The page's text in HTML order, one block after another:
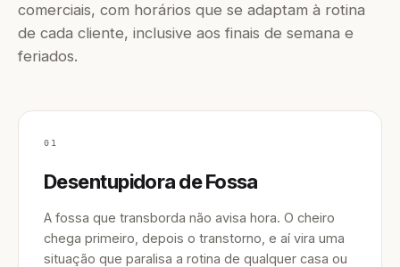
comerciais, com horários que se adaptam à rotina
de cada cliente, inclusive aos finais de semana e
feriados.
01
Desentupidora de Fossa
A fossa que transborda não avisa hora. O cheiro
chega primeiro, depois o transtorno, e aí vira uma
situação que paralisa a rotina de qualquer casa ou